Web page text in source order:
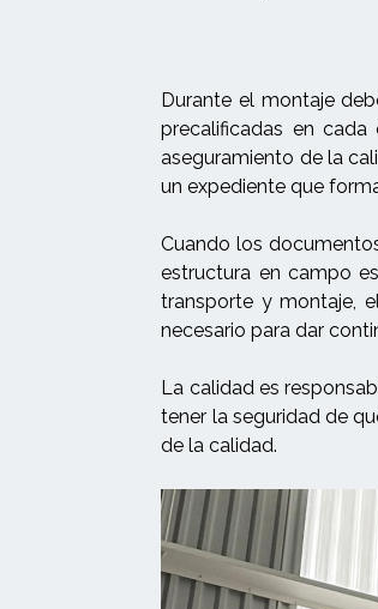
Durante el montaje
precalificadas en
aseguramiento de la
un expediente que
Cuando los
estructura en campo
transporte y montaje,
necesario para dar
La calidad es
tener la seguridad de
de la calidad.